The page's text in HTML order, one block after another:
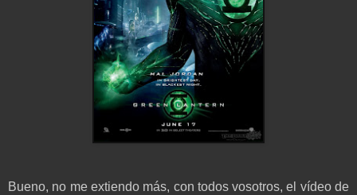
Bueno, no me extiendo más, con todos vosotros, el vídeo de